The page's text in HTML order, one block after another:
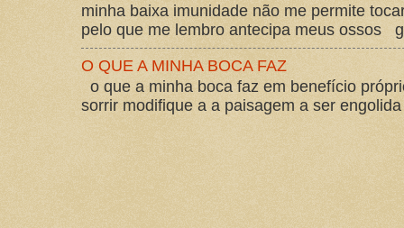
minha baixa imunidade não me permite
pelo que me lembro antecipa meus ossos
O QUE A MINHA BOCA FAZ
o que a minha boca faz em benefício
sorrir modifique a a paisagem a ser